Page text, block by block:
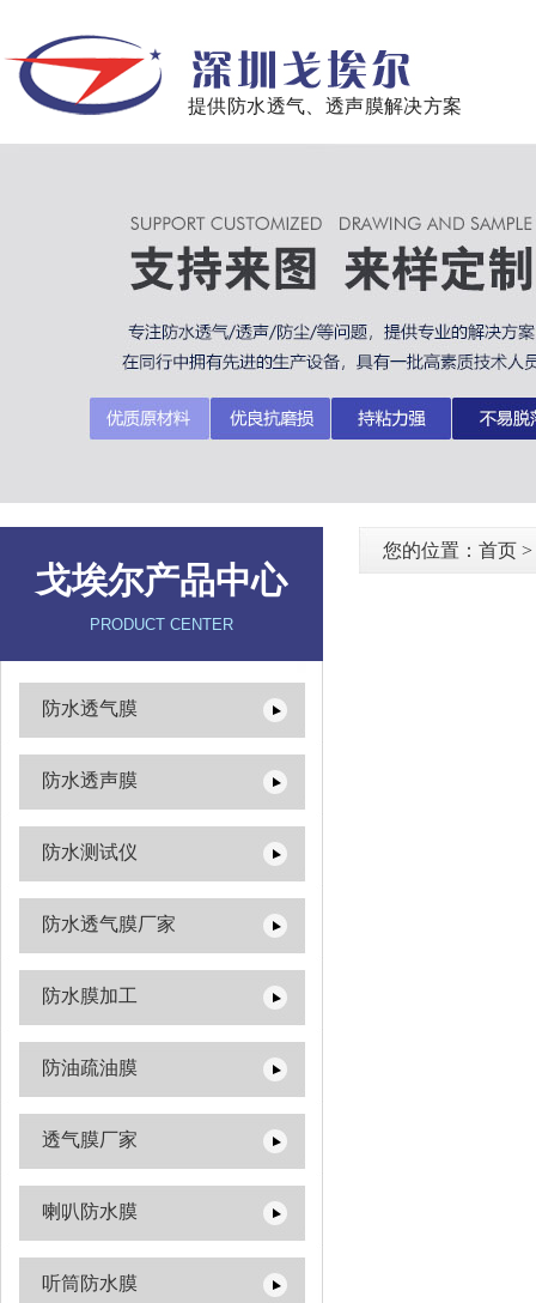
提供防水透气、透声膜解决方案
戈埃尔产品中心
PRODUCT CENTER
防水透气膜
防水透声膜
防水测试仪
防水透气膜厂家
防水膜加工
防油疏油膜
透气膜厂家
喇叭防水膜
听筒防水膜
您的位置： 首页 >